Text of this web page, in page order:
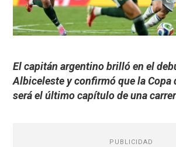
El capitán argentino brilló en el
Albiceleste y confirmó que la Copa
será el último capítulo de una
PUBLICIDAD